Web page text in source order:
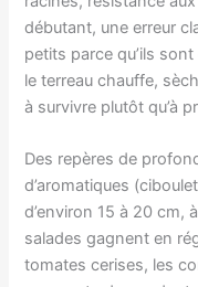
débutant, une erreur
petits parce qu’ils
le terreau chauffe,
à survivre plutôt qu’à
Des repères de
d’aromatiques
d’environ 15 à 20 cm,
salades gagnent en
tomates cerises, les